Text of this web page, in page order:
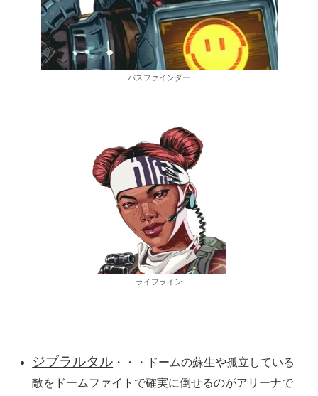
パスファインダー
ライフライン
ジブラルタル ・・・ドームの蘇生や孤立している
敵をドームファイトで確実に倒せるのがアリーナで